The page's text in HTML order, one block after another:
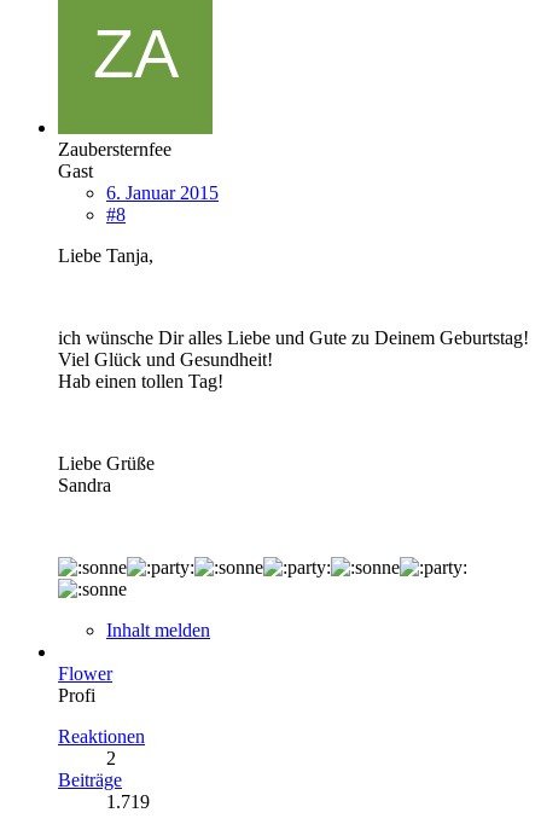
Zaubersternfee
Gast
6. Januar 2015
#8
Liebe Tanja,
ich wünsche Dir alles Liebe und Gute zu Deinem Geburtstag!
Viel Glück und Gesundheit!
Hab einen tollen Tag!
Liebe Grüße
Sandra
Inhalt melden
Flower
Profi
Reaktionen
2
Beiträge
1.719